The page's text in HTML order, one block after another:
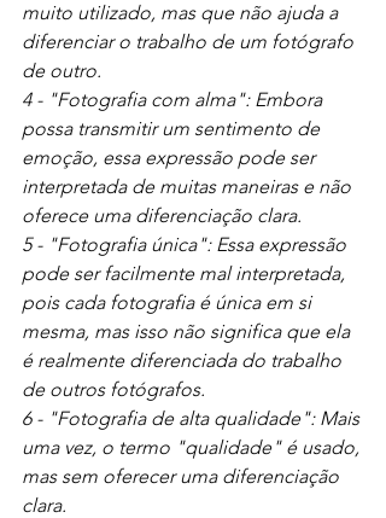
muito utilizado, mas que não ajuda a
diferenciar o trabalho de um fotógrafo
de outro.
4 - "Fotografia com alma": Embora
possa transmitir um sentimento de
emoção, essa expressão pode ser
interpretada de muitas maneiras e não
oferece uma diferenciação clara.
5 - "Fotografia única": Essa expressão
pode ser facilmente mal interpretada,
pois cada fotografia é única em si
mesma, mas isso não significa que ela
é realmente diferenciada do trabalho
de outros fotógrafos.
6 - "Fotografia de alta qualidade": Mais
uma vez, o termo "qualidade" é usado,
mas sem oferecer uma diferenciação
clara.